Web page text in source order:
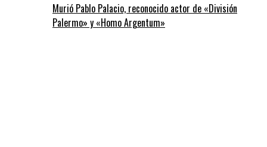
Murió Pablo Palacio, reconocido actor de «División
Palermo» y «Homo Argentum»